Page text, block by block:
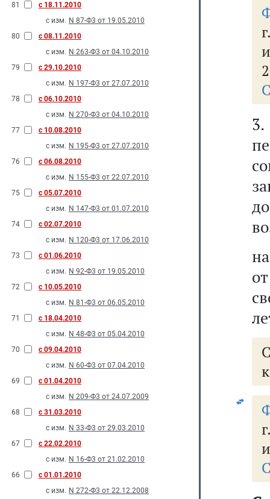
81
с 18.11.2010
с изм. N 87-Ф3 от 19.05.2010
80
с 08.11.2010
с изм. N 263-Ф3 от 04.10.2010
79
с 29.10.2010
с изм. N 197-Ф3 от 27.07.2010
78
с 06.10.2010
с изм. N 270-Ф3 от 04.10.2010
77
с 10.08.2010
с изм. N 195-Ф3 от 27.07.2010
76
с 06.08.2010
с изм. N 155-Ф3 от 22.07.2010
75
с 05.07.2010
с изм. N 147-Ф3 от 01.07.2010
74
с 02.07.2010
с изм. N 120-Ф3 от 17.06.2010
73
с 01.06.2010
с изм. N 92-Ф3 от 19.05.2010
72
с 10.05.2010
с изм. N 81-Ф3 от 06.05.2010
71
с 18.04.2010
с изм. N 48-Ф3 от 05.04.2010
70
с 09.04.2010
с изм. N 60-Ф3 от 07.04.2010
69
с 01.04.2010
с изм. N 209-Ф3 от 24.07.2009
68
с 31.03.2010
с изм. N 33-Ф3 от 29.03.2010
67
с 22.02.2010
с изм. N 16-Ф3 от 21.02.2010
66
с 01.01.2010
с изм. N 272-Ф3 от 22.12.2008